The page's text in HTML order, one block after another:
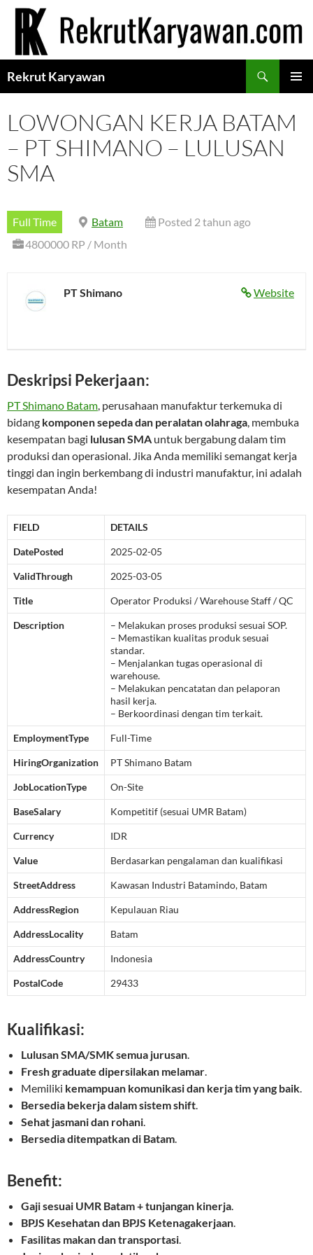
Langsung
Rekrut Karyawan
LOWONGAN KERJA BATAM
– PT SHIMANO – LULUSAN
SMA
Full Time Batam
Posted 2 tahun ago
4800000 RP / Month
Website
PT Shimano
Deskripsi Pekerjaan:
PT Shimano Batam, perusahaan manufaktur terkemuka di
bidang komponen sepeda dan peralatan olahraga, membuka
kesempatan bagi lulusan SMA untuk bergabung dalam tim
produksi dan operasional. Jika Anda memiliki semangat kerja
tinggi dan ingin berkembang di industri manufaktur, ini adalah
kesempatan Anda!
FIELD DETAILS
DatePosted 2025-02-05
ValidThrough 2025-03-05
Title Operator Produksi / Warehouse Staff / QC
Description
– Melakukan proses produksi sesuai SOP.
– Memastikan kualitas produk sesuai
standar.
– Menjalankan tugas operasional di
warehouse.
– Melakukan pencatatan dan pelaporan
hasil kerja.
– Berkoordinasi dengan tim terkait.
EmploymentType Full-Time
HiringOrganization PT Shimano Batam
JobLocationType On-Site
BaseSalary Kompetitif (sesuai UMR Batam)
Currency IDR
Value Berdasarkan pengalaman dan kualifikasi
StreetAddress Kawasan Industri Batamindo, Batam
AddressRegion Kepulauan Riau
AddressLocality Batam
AddressCountry Indonesia
PostalCode 29433
Kualifikasi:
Lulusan SMA/SMK semua jurusan.
Fresh graduate dipersilakan melamar.
Memiliki kemampuan komunikasi dan kerja tim yang baik.
Bersedia bekerja dalam sistem shift.
Sehat jasmani dan rohani.
Bersedia ditempatkan di Batam.
Benefit:
Gaji sesuai UMR Batam + tunjangan kinerja.
BPJS Kesehatan dan BPJS Ketenagakerjaan.
Fasilitas makan dan transportasi.